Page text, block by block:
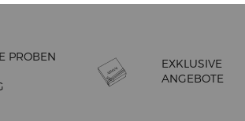
PROBEN
EXKLUSIVE
ANGEBOTE